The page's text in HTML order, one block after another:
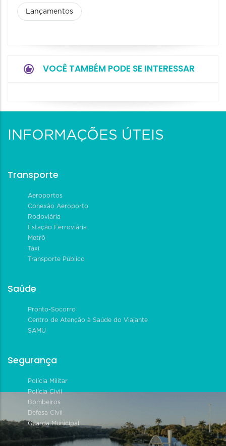
Lançamentos
VOCÊ TAMBÉM PODE SE INTERESSAR
INFORMAÇÕES ÚTEIS
Transporte
Aeroportos
Conexão Aeroporto
Rodoviária
Estação Ferroviária
Metrô
Táxi
Transporte Público
Saúde
Pronto-Socorro
Centro de Atenção à Saúde do Viajante
SAMU
Segurança
Polícia Militar
Polícia Civil
Bombeiros
Defesa Civil
Guarda Municipal